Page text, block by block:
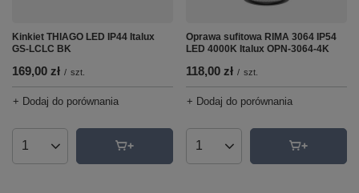
Kinkiet THIAGO LED IP44 Italux
GS-LCLC BK
169,00 zł / szt.
+ Dodaj do porównania
Ilość produktów
Oprawa sufitowa RIMA 3064 IP54
LED 4000K Italux OPN-3064-4K
118,00 zł / szt.
+ Dodaj do porównania
Ilość produktów